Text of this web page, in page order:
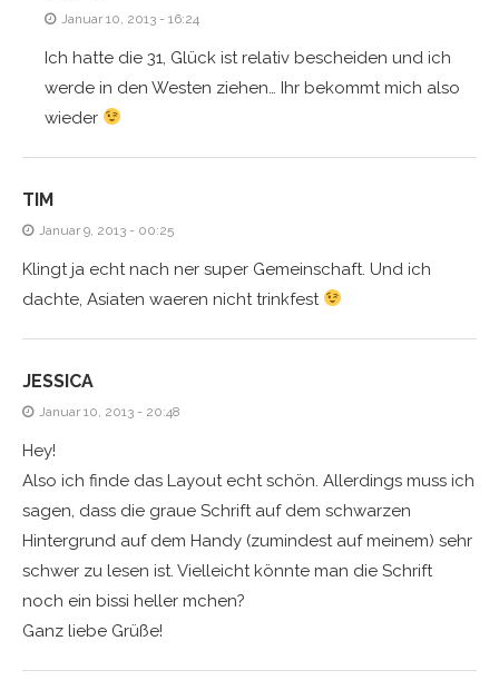
Januar 10, 2013 - 16:24
Ich hatte die 31, Glück ist relativ bescheiden und ich
werde in den Westen ziehen… Ihr bekommt mich also
wieder
TIM
Januar 9, 2013 - 00:25
Klingt ja echt nach ner super Gemeinschaft. Und ich
dachte, Asiaten waeren nicht trinkfest
JESSICA
Januar 10, 2013 - 20:48
Hey!
Also ich finde das Layout echt schön. Allerdings muss ich
sagen, dass die graue Schrift auf dem schwarzen
Hintergrund auf dem Handy (zumindest auf meinem) sehr
schwer zu lesen ist. Vielleicht könnte man die Schrift
noch ein bissi heller mchen?
Ganz liebe Grüße!